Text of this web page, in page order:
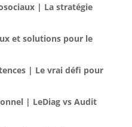
| La stratégie
et solutions pour le
| Le vrai défi pour
| LeDiag vs Audit